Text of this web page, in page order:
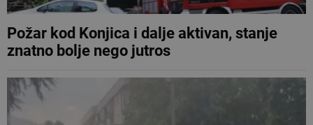
Požar kod Konjica i dalje aktivan, stanje
znatno bolje nego jutros